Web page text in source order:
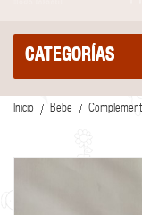
CATEGORÍAS
Inicio Bebe